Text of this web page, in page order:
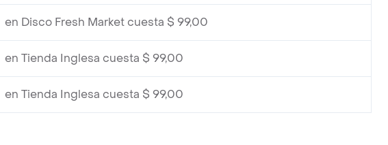
en Disco Fresh Market cuesta $ 99,00
en Tienda Inglesa cuesta $ 99,00
en Tienda Inglesa cuesta $ 99,00